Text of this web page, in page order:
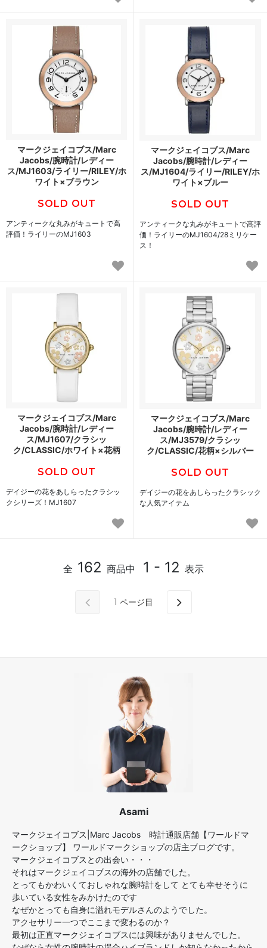
マークジェイコブス/Marc
Jacobs/腕時計/レディー
ス/MJ1603/ライリー/RILEY/ホ
ワイト×ブラウン
SOLD OUT
アンティークな丸みがキュートで高
評価！ライリーのMJ1603
マークジェイコブス/Marc
Jacobs/腕時計/レディー
ス/MJ1604/ライリー/RILEY/ホ
ワイト×ブルー
SOLD OUT
アンティークな丸みがキュートで高評
価！ライリーのMJ1604/28ミリケー
ス！
マークジェイコブス/Marc
Jacobs/腕時計/レディー
ス/MJ1607/クラシッ
ク/CLASSIC/ホワイト×花柄
SOLD OUT
デイジーの花をあしらったクラシッ
クシリーズ！MJ1607
マークジェイコブス/Marc
Jacobs/腕時計/レディー
ス/MJ3579/クラシッ
ク/CLASSIC/花柄×シルバー
SOLD OUT
デイジーの花をあしらったクラシック
な人気アイテム
全 162 商品中 1 - 12 表示
1 ページ目
Asami
マークジェイコブス|Marc Jacobs 時計通販店舗【ワールドマ
ークショップ】 ワールドマークショップの店主ブログです。
マークジェイコブスとの出会い・・・
それはマークジェイコブスの海外の店舗でした。
とってもかわいくておしゃれな腕時計をして とても幸せそうに
歩いている女性をみかけたのです
なぜかとっても自身に溢れモデルさんのようでした。
アクセサリー一つでここまで変わるのか？
最初は正直マークジェイコブスには興味がありませんでした。